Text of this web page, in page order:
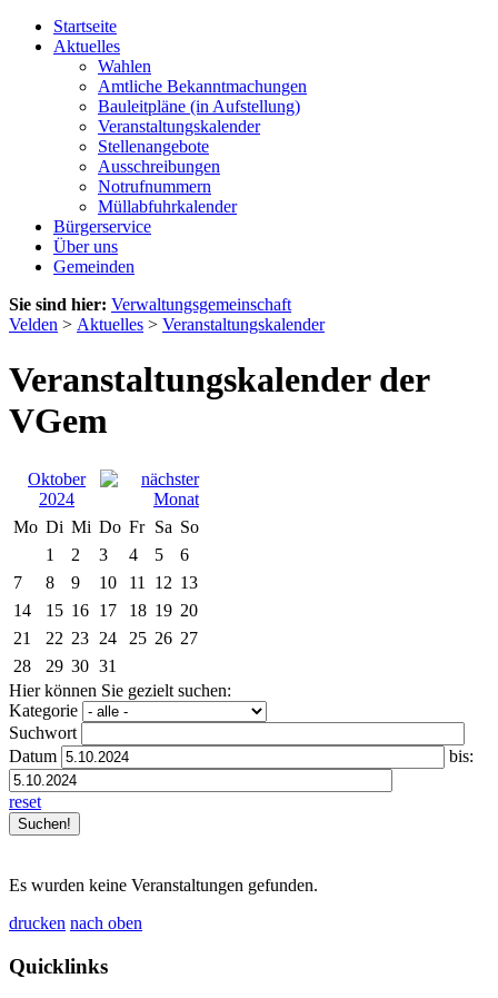
Startseite
Aktuelles
Wahlen
Amtliche Bekanntmachungen
Bauleitpläne (in Aufstellung)
Veranstaltungskalender
Stellenangebote
Ausschreibungen
Notrufnummern
Müllabfuhrkalender
Bürgerservice
Über uns
Gemeinden
Sie sind hier: Verwaltungsgemeinschaft
Velden > Aktuelles > Veranstaltungskalender
Veranstaltungskalender der
VGem
Oktober
2024
Mo Di Mi Do Fr Sa So
1
2 3 4 5
6
7
8 9 10 11 12 13
14
15 16 17 18 19 20
21
22 23 24 25 26 27
28
29 30 31
Hier können Sie gezielt suchen:
Kategorie
Suchwort
Datum
bis:
reset
Es wurden keine Veranstaltungen gefunden.
drucken nach oben
Quicklinks